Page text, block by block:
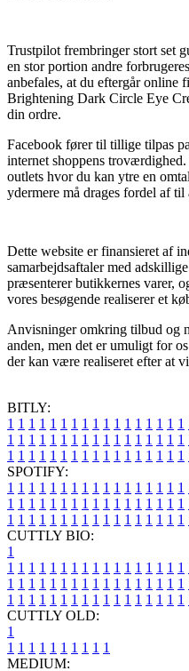
Trustpilot frembringer stort set
en stor portion andre
anbefales, at du eftergår online
Brightening Dark Circle Eye
din ordre.
Facebook fører til tillige tilpas
internet shoppens
outlets hvor du kan ytre en
ydermere må drages fordel af
Dette website er finansieret af
samarbejdsaftaler med
præsenterer butikkernes varer,
vores besøgende realiserer et
Anvisninger omkring tilbud og
anden, men det er umuligt for
der kan være realiseret efter at
BITLY:
1 1 1 1 1 1 1 1 1 1 1 1 1 1 1 1 1
1 1 1 1 1 1 1 1 1 1 1 1 1 1 1 1 1
1 1 1 1 1 1 1 1 1 1 1 1 1 1 1 1 1
SPOTIFY:
1 1 1 1 1 1 1 1 1 1 1 1 1 1 1 1 1
1 1 1 1 1 1 1 1 1 1 1 1 1 1 1 1 1
1 1 1 1 1 1 1 1 1 1 1 1 1 1 1 1 1
CUTTLY BIO:
1
1 1 1 1 1 1 1 1 1 1 1 1 1 1 1 1 1
1 1 1 1 1 1 1 1 1 1 1 1 1 1 1 1 1
1 1 1 1 1 1 1 1 1 1 1 1 1 1 1 1 1
CUTTLY OLD:
1
1 1 1 1 1 1 1 1 1 1
MEDIUM: